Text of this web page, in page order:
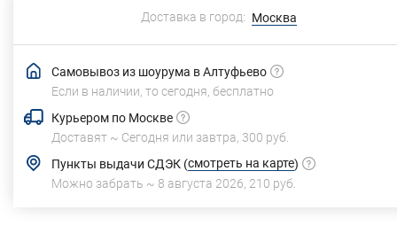
Доставка в город: Москва
Самовывоз из шоурума в Алтуфьево
Если в наличии, то сегодня, бесплатно
Курьером по Москве
Доставят ~ Сегодня или завтра, 300 руб.
Пункты выдачи СДЭК (смотреть на карте)
Можно забрать ~ 8 августа 2026 210 руб.